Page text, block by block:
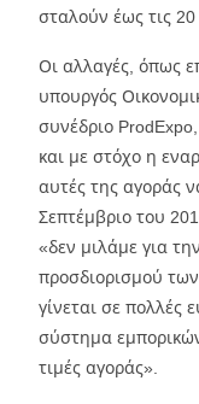
σταλούν έως τις 20
Οι αλλαγές, όπως
υπουργός
συνέδριο
και με στόχο η
αυτές της αγοράς
Σεπτέμβριο του
«δεν μιλάμε για
προσδιορισμού
γίνεται σε πολλές
σύστημα
τιμές αγοράς».